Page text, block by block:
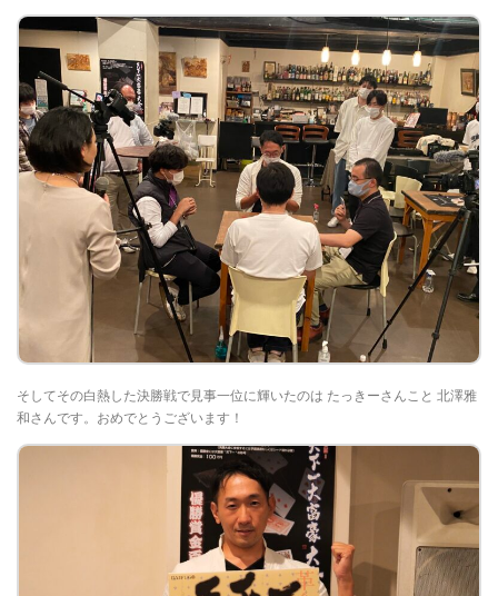
そしてその白熱した決勝戦で見事一位に輝いたのは たっきーさんこと 北澤雅
和さんです。おめでとうございます！